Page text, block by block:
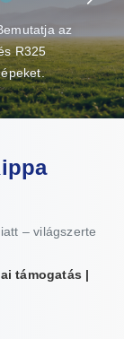
az
R325
– világszerte
támogatás |